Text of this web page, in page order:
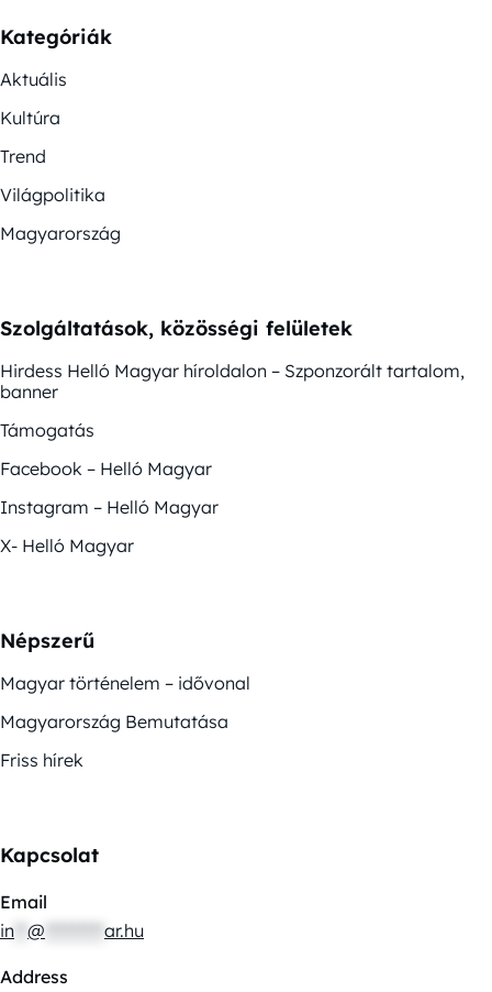
Kategóriák
Aktuális
Kultúra
Trend
Világpolitika
Magyarország
Szolgáltatások, közösségi felületek
Hirdess Helló Magyar híroldalon – Szponzorált tartalom,
banner
Támogatás
Facebook – Helló Magyar
Instagram – Helló Magyar
X- Helló Magyar
Népszerű
Magyar történelem – idővonal
Magyarország Bemutatása
Friss hírek
Kapcsolat
Email
in @ ar.hu
Address